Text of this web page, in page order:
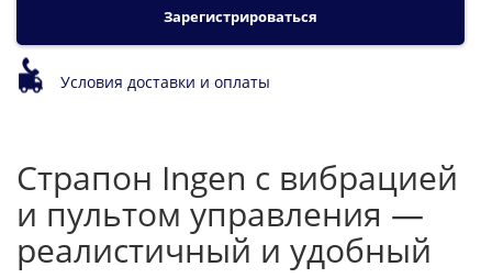
Зарегистрироваться
Условия доставки и оплаты
Страпон Ingen с вибрацией
и пультом управления —
реалистичный и удобный